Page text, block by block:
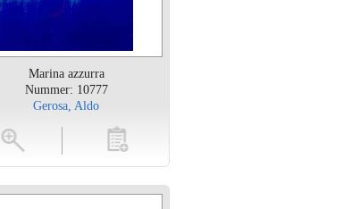
Marina azzurra
Nummer: 10777
Gerosa, Aldo
toevoegen